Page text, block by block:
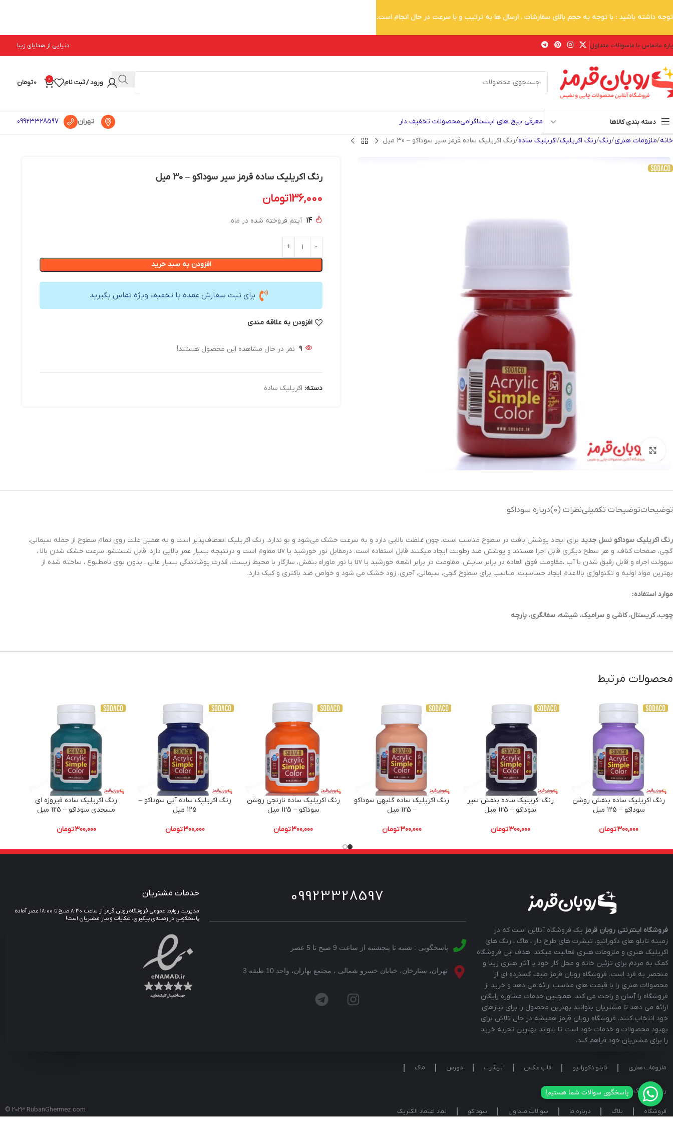
ماتماس با ماسوالات متداول دنیایی از هدایای زیبا
ورود / ثبت نام 0
0تومان
دسته بندی کالاها معرفی پیج های اینستاگرامیمحصولات تخفیف دار تهران 09923328597
خانه ملزومات هنری رنگ رنگ اکریلیک اکریلیک ساده رنگ اکریلیک ساده قرمز سیر سوداکو – 30 میل
بزرگنمایی تصویر
رنگ اکریلیک ساده قرمز سیر سوداکو – 30 میل
136,000تومان
14 آیتم فروخته شده در ماه
افزودن به سبد خرید
برای ثبت سفارش عمده با تخفیف ویژه تماس بگیرید
افزودن به علاقه مندی
9 نفر در حال مشاهده این محصول هستند!
دسته: اکریلیک ساده
توضیحاتتوضیحات تکمیلینظرات (0) درباره سوداکو
رنگ‌ اکریلیک سوداکو نسل جدید برای ایجاد پوشش بافت در سطوح مناسب است، چون غلظت بالایی دارد و به سرعت خشک می‌شود و بو ندارد. رنگ اکریلیک انعطاف‌پذیر است و به همین علت روی تمام سطوح از جمله سیمانی،
گچی، صفحات کناف، و هر سطح دیگری قابل اجرا هستند و پوشش ضد رطوبت ایجاد میکنند قابل استفاده است. درمقابل نور خورشید یا uv مقاوم است و درنتیجه بسیار عمر بالایی دارد. قابل شستشو، سرعت خشک شدن بالا ،
سهولت اجراء و قابل رقیق شدن با آب ،مقاومت فوق العاده در برابر سایش، مقاومت در برابر اشعه خورشید یا uv یا نور ماوراء بنفش، سازگار با محیط زیست، قدرت پوشانندگی بسیار عالی ، بدون بوی نامطبوع ، ساخته شده از
بهترین مواد اولیه و تکنولوژی بالا،عدم ایجاد حساسیت، مناسب برای سطوح گچی، سیمانی، آجری، زود خشک می شود و خواص ضد باکتری و کپک دارد.
موارد استفاده :
چوب، کریستال، کاشی و سرامیک، شیشه، سفالگری، پارچه
محصولات مرتبط
رنگ اکریلیک ساده بنفش روشن
سوداکو – 125 میل
300,000تومان
رنگ اکریلیک ساده بنفش سیر
سوداکو – 125 میل
300,000تومان
رنگ اکریلیک ساده گلبهی سوداکو
– 125 میل
300,000تومان
رنگ اکریلیک ساده نارنجی روشن
سوداکو – 125 میل
300,000تومان
رنگ اکریلیک ساده آبی سوداکو –
125 میل
300,000تومان
رنگ اکریلیک ساده فیروزه ای
مسجدی سوداکو – 125 میل
300,000تومان
فروشگاه اینترنتی روبان قرمز یک فروشگاه آنلاین است که در
زمینه تابلو های دکوراتیو، تیشرت های طرح دار ، ماگ ، رنگ های
اکریلیک هنری و ملزومات هنری فعالیت میکند. هدف این فروشگاه
کمک به مردم برای تزئین خانه و محل کار خود با آثار هنری زیبا و
منحصر به فرد است. فروشگاه روبان قرمز طیف گسترده ای از
محصولات هنری را با قیمت های مناسب ارائه می دهد و خرید از
فروشگاه را آسان و راحت می کند. همچنین خدمات مشاوره رایگان
ارائه می دهد تا مشتریان بتوانند بهترین محصول را برای نیازهای
خود انتخاب کنند. فروشگاه روبان قرمز همیشه در حال تلاش برای
بهبود محصولات و خدمات خود است تا بتواند بهترین تجربه خرید
را برای مشتریان خود فراهم کند.
09923328597
پاسخگویی : شنبه تا پنجشنبه از ساعت 9 صبح تا 5 عصر
تهران، ستارخان، خیابان خسرو شمالی ، مجتمع بهاران، واحد 10 طبقه 3
پاسخگوی سوالات شما هستیم!
خدمات مشتریان
مدیریت روابط عمومی فروشگاه روبان قرمز از ساعت ۸:۳۰ صبح تا ۱۸:۰۰ عصر آماده
پاسخگویی در زمینه‌ی پیگیری، شکایات و نیاز مشتریان است!
ملزومات هنری تابلو دکوراتیو قاب عکس تیشرت دورس ماگ
رنگ اکریلیک سوداکو
فروشگاه بلاگ درباره ما سوالات متداول سوداکو نماد اعتماد الکتریک
© 2023 RubanGhermez.com
توجه داشته باشید : با توجه به حجم بالای سفارشات . ارسال ها به ترتیب و با سرعت در حال انجام است.